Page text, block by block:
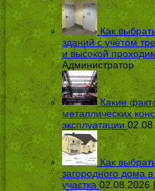
Как
зданий с учётом
и высокой
Администратор
Какие
металлических
эксплуатации
Как
загородного дома
участка 02.08.2026